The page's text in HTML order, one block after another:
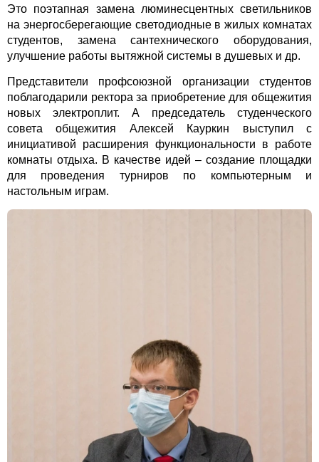
Это поэтапная замена люминесцентныхсветильников
на энергосберегающие светодиодные в жилых комнатах
студентов, замена сантехнического оборудования,
улучшение работы вытяжной системы в душевых и др.
Представители профсоюзной организации студентов
поблагодарили ректора за приобретение для общежития
новых электроплит. А председатель студенческого
совета общежития Алексей Кауркин выступил с
инициативой расширения функциональности в работе
комнаты отдыха. В качестве идей – создание площадки
для проведения турниров по компьютерным и
настольным играм.